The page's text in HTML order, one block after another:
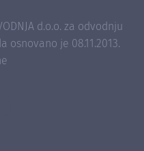
d.o.o. za odvodnju
je 08.11.2013.